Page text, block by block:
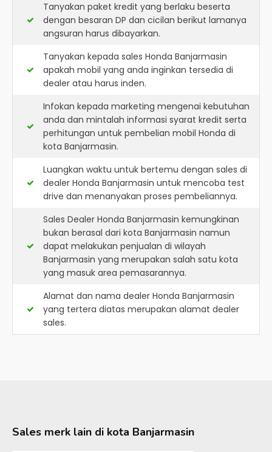
Tanyakan paket kredit yang berlaku beserta
dengan besaran DP dan cicilan berikut lamanya
angsuran harus dibayarkan.
Tanyakan kepada sales Honda Banjarmasin
apakah mobil yang anda inginkan tersedia di
dealer atau harus inden.
Infokan kepada marketing mengenai kebutuhan
anda dan mintalah informasi syarat kredit serta
perhitungan untuk pembelian mobil Honda di
kota Banjarmasin.
Luangkan waktu untuk bertemu dengan sales di
dealer Honda Banjarmasin untuk mencoba test
drive dan menanyakan proses pembeliannya.
Sales Dealer Honda Banjarmasin kemungkinan
bukan berasal dari kota Banjarmasin namun
dapat melakukan penjualan di wilayah
Banjarmasin yang merupakan salah satu kota
yang masuk area pemasarannya.
Alamat dan nama dealer Honda Banjarmasin
yang tertera diatas merupakan alamat dealer
sales.
Sales merk lain di kota Banjarmasin